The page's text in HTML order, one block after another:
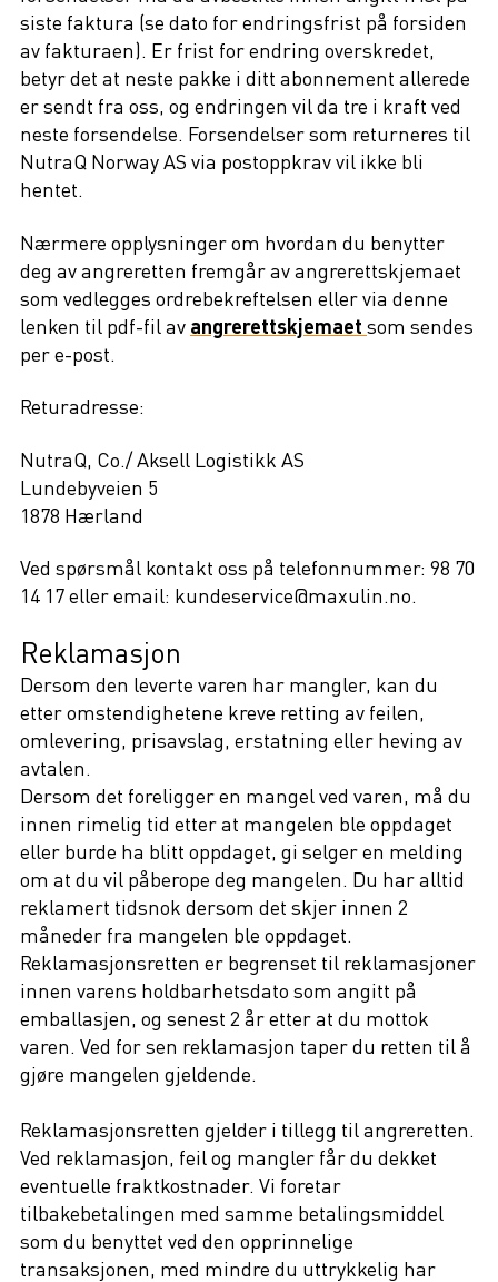
siste faktura (se dato for endringsfrist på forsiden
av fakturaen). Er frist for endring overskredet,
betyr det at neste pakke i ditt abonnement allerede
er sendt fra oss, og endringen vil da tre i kraft ved
neste forsendelse. Forsendelser som returneres til
NutraQ Norway AS via postoppkrav vil ikke bli
hentet.
Nærmere opplysninger om hvordan du benytter
deg av angreretten fremgår av angrerettskjemaet
som vedlegges ordrebekreftelsen eller via denne
lenken til pdf-fil av angrerettskjemaet som sendes
per e-post.
Returadresse:
NutraQ, Co./ Aksell Logistikk AS
Lundebyveien 5
1878 Hærland
Ved spørsmål kontakt oss på telefonnummer: 98 70
14 17 eller email: kundeservice@maxulin.no.
Reklamasjon
Dersom den leverte varen har mangler, kan du
etter omstendighetene kreve retting av feilen,
omlevering, prisavslag, erstatning eller heving av
avtalen.
Dersom det foreligger en mangel ved varen, må du
innen rimelig tid etter at mangelen ble oppdaget
eller burde ha blitt oppdaget, gi selger en melding
om at du vil påberope deg mangelen. Du har alltid
reklamert tidsnok dersom det skjer innen 2
måneder fra mangelen ble oppdaget.
Reklamasjonsretten er begrenset til reklamasjoner
innen varens holdbarhetsdato som angitt på
emballasjen, og senest 2 år etter at du mottok
varen. Ved for sen reklamasjon taper du retten til å
gjøre mangelen gjeldende.
Reklamasjonsretten gjelder i tillegg til angreretten.
Ved reklamasjon, feil og mangler får du dekket
eventuelle fraktkostnader. Vi foretar
tilbakebetalingen med samme betalingsmiddel
som du benyttet ved den opprinnelige
transaksjonen, med mindre du uttrykkelig har